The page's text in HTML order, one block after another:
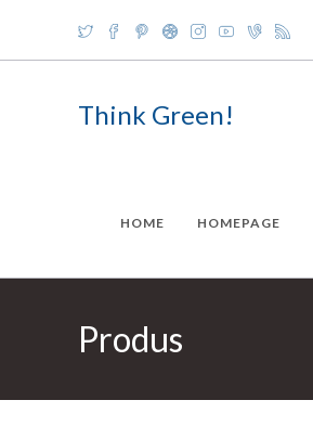
content
Think Green!
HOME HOMEPAGE
Produs